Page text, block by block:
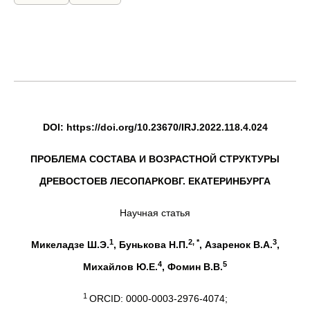
DOI: https://doi.org/10.23670/IRJ.2022.118.4.024
ПРОБЛЕМА СОСТАВА И ВОЗРАСТНОЙ СТРУКТУРЫ
ДРЕВОСТОЕВ ЛЕСОПАРКОВГ. ЕКАТЕРИНБУРГА
Научная статья
Микеладзе Ш.Э.1, Бунькова Н.П.2, *, Азаренок В.А.3,
Михайлов Ю.Е.4, Фомин В.В.5
1 ORCID: 0000-0003-2976-4074;